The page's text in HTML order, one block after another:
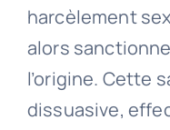
harcèlement
alors
l’origine. Cette
dissuasive,